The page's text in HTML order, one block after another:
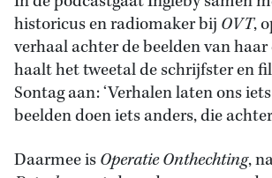
historicus en radiomaker bij OVT,
verhaal achter de beelden van
haalt het tweetal de schrijfster en
Sontag aan: ‘Verhalen laten ons
beelden doen iets anders, die
Daarmee isOperatie Onthechting,